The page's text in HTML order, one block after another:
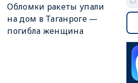
Обломки ракеты упали
на дом в Таганроге —
погибла женщина